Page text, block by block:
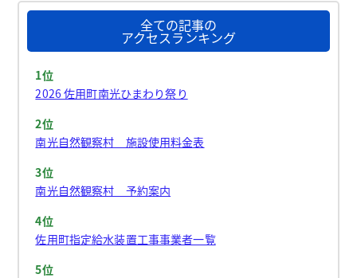
全ての記事の
アクセスランキング
1位
2026 佐用町南光ひまわり祭り
2位
南光自然観察村 施設使用料金表
3位
南光自然観察村 予約案内
4位
佐用町指定給水装置工事事業者一覧
5位